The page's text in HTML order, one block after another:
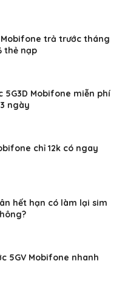
trả trước tháng
thẻ nạp
5G3D Mobifone miễn phí
ngày
chỉ 12k có ngay
hết hạn có làm lại sim
5GV Mobifone nhanh